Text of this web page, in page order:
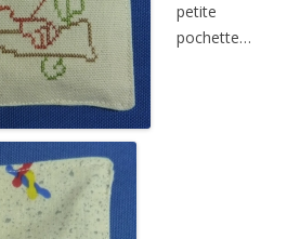
petite
pochette…